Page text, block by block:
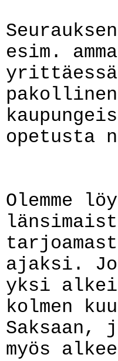
esim.
opetusta
Olemme
ajaksi.
yksi
kolmen
Saksaan,
myös